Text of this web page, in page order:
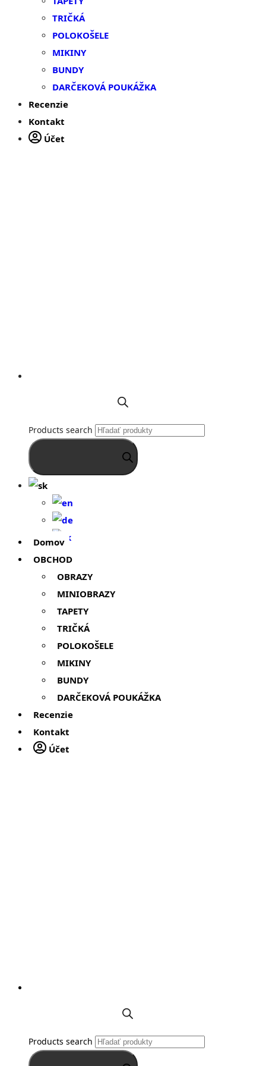
TRIČKÁ
POLOKOŠELE
MIKINY
BUNDY
DARČEKOVÁ POUKÁŽKA
Recenzie
Kontakt
Účet
Products search
Domov
OBCHOD
OBRAZY
MINIOBRAZY
TAPETY
TRIČKÁ
POLOKOŠELE
MIKINY
BUNDY
DARČEKOVÁ POUKÁŽKA
Recenzie
Kontakt
Účet
Products search